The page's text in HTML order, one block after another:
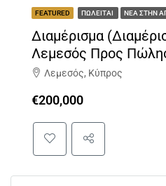
FEATURED ΠΩΛΕΊΤΑΙ ΝΈΑ ΣΤΗΝ
Διαμέρισμα
Λεμεσός Προς
Λεμεσός, Κύπρος
€200,000